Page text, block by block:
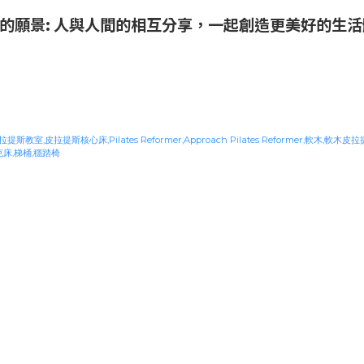
願景: 人與人間的相互分享，一起創造更美好的生